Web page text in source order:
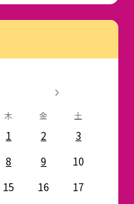
木 金 土
1 2
3
8 9
10
15 16
17